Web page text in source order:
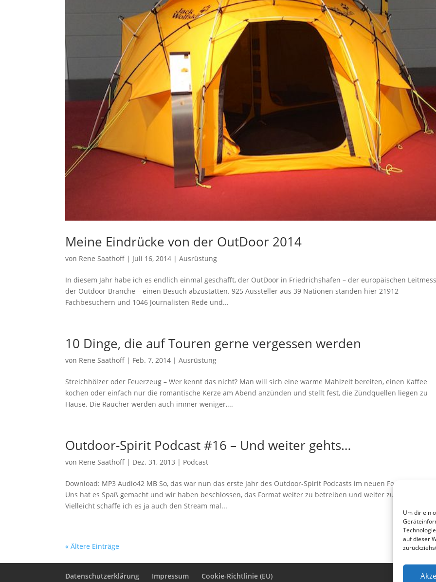
Um dir ein
auf dieser
Meine Eindrücke von der OutDoor 2014
von Rene Saathoff | Juli 16, 2014 |Ausrüstung
In diesem Jahr habe ich es endlich einmal geschafft, der OutDoor in Friedrichshafen – der europäischen
der Outdoor-Branche – einen Besuch abzustatten. 925 Aussteller aus 39 Nationen standen hier 21912
Fachbesuchern und 1046 Journalisten Rede und...
10 Dinge, die auf Touren gerne vergessen werden
von Rene Saathoff | Feb. 7, 2014 |Ausrüstung
Streichhölzer oder Feuerzeug – Wer kennt das nicht? Man will sich eine warme Mahlzeit bereiten, einen Kaffee
kochen oder einfach nur die romantische Kerze am Abend anzünden und stellt fest, die Zündquellen liegen zu
Hause. Die Raucher werden auch immer weniger,...
Outdoor-Spirit Podcast #16 – Und weiter gehts…
von Rene Saathoff | Dez. 31, 2013 | Podcast
Download: MP3 Audio42 MB So, das war nun das erste Jahr des Outdoor-Spirit Podcasts im neuen Format mit
Uns hat es Spaß gemacht und wir haben beschlossen, das Format weiter zu betreiben und weiter zu entwickeln.
Vielleicht schaffe ich es ja auch den Stream mal...
« Ältere Einträge
Datenschutzerklärung Impressum Cookie-Richtlinie (EU)